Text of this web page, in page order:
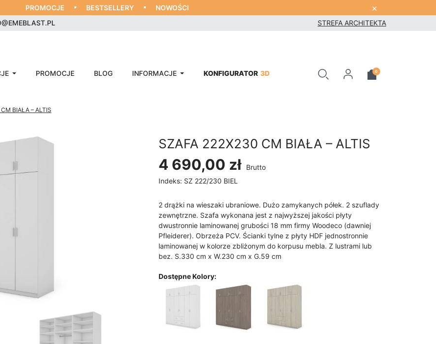
PROMOCJE BESTSELLERY NOWOŚCI ×
STREFA ARCHITEKTA
PROMOCJE BLOG INFORMACJE KONFIGURATOR 3D 0
BIAŁA – ALTIS
SZAFA 222X230 CM BIAŁA – ALTIS
4 690,00 zł
Brutto
Indeks: SZ 222/230 BIEL
2 drążki na wieszaki ubraniowe. Dużo zamykanych półek. 2 szuflady
zewnętrzne. Szafa wykonana jest z najwyższej jakości płyty
dwustronnie laminowanej grubości 18 mm firmy Woodeco (dawniej
Pfleiderer). Obrzeża PCV. Ścianki tylne z płyty HDF jednostronnie
laminowanej w kolorze zbliżonym do korpusu mebla. Z lustrami lub
bez. S.330 cm x W.230 cm x G.59 cm
Dostępne Kolory: